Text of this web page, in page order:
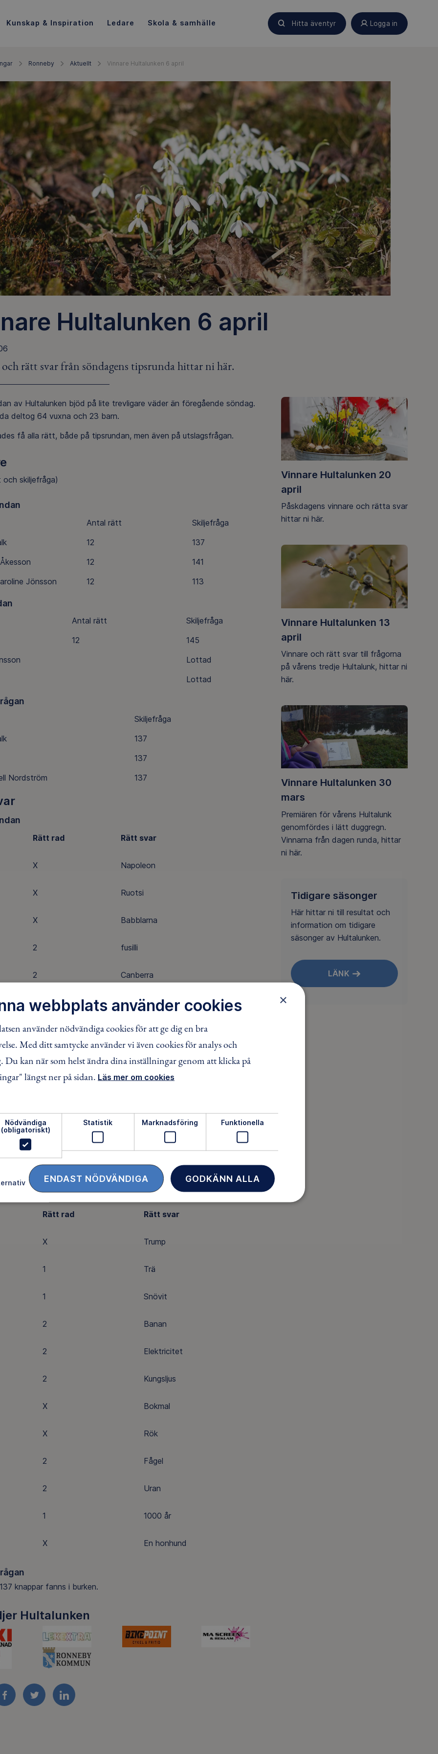
Kunskap & Inspiration Ledare Skola & samhälle Hitta äventyr Logga in
Ronneby Aktuellt Vinnare Hultalunken 6 april
Hultalunken 6 april
rätt svar från söndagens tipsrunda hittar ni här.
av Hultalunken bjöd på lite trevligare väder än föregående söndag.
deltog 64 vuxna och 23 barn.
få alla rätt, både på tipsrundan, men även på utslagsfrågan.
skiljefråga)
Antal rätt
Skiljefråga
12
137
12
141
Jönsson
12 113
Antal rätt
Skiljefråga
12
145
Lottad
Lottad
Skiljefråga
137
137
Nordström
137
Rätt rad Rätt svar
X Napoleon
X Ruotsi
X Babblarna
2 fusilli
2 Canberra
2 professionell
1 Lena Philipsson
Bara Bada Bastu
X
1 Nötväcka
Månförmörkelse
X 195
Rätt rad Rätt svar
X Trump
1 Trä
1 Snövit
2 Banan
2 Elektricitet
2 Kungsljus
X Bokmal
X Rök
2 Fågel
2 Uran
1 1000 år
X En honhund
knappar fanns i burken.
Hultalunken
FACEBOOKTWITTERLINKEDIN
Vinnare Hultalunken 20
april
Påskdagens vinnare och rätta svar
hittar ni här.
Vinnare Hultalunken 13
april
Vinnare och rätt svar till frågorna
på vårens tredje Hultalunk, hittar ni
här.
Vinnare Hultalunken 30
mars
Premiären för vårens Hultalunk
genomfördes i lätt duggregn.
Vinnarna från dagen runda, hittar
ni här.
Tidigare säsonger
Här hittar ni till resultat och
information om tidigare
säsonger av Hultalunken.
LÄNK
×
webbplats använder cookies
använder nödvändiga cookies för att ge dig en bra
Med ditt samtycke använder vi även cookies för analys och
Du kan när som helst ändra dina inställningar genom att klicka på
längst ner på sidan. Läs mer om cookies
Nödvändiga
(obligatoriskt)
Statistik Marknadsföring Funktionella
GODKÄNN ALLA
ENDAST NÖDVÄNDIGA